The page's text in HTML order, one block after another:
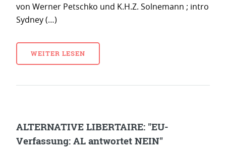
von Werner Petschko und K.H.Z. Solnemann ; intro
Sydney (…)
WEITER LESEN
ALTERNATIVE LIBERTAIRE: "EU-
Verfassung: AL antwortet NEIN"